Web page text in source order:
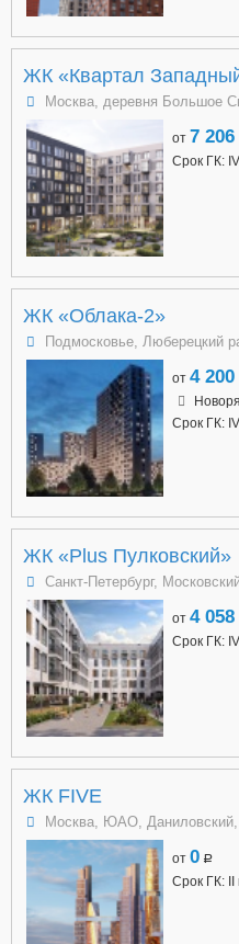
ЖК «Квартал
Москва, деревня Большое
от 7 206
Срок ГК:
ЖК «Облака-2»
Подмосковье, Люберецкий
от 4 200
Срок ГК:
ЖК «Plus Пулковский»
Санкт-Петербург,
от 4 058
Срок ГК:
ЖК FIVE
Москва, ЮАО, Даниловский,
от 0 a
Срок ГК: II